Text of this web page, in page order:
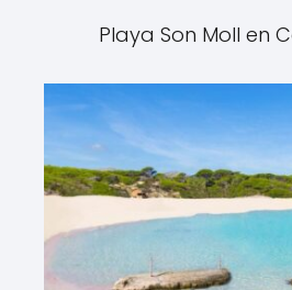
Playa Son Moll en